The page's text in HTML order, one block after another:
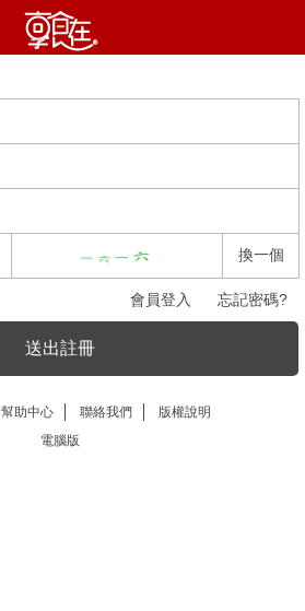
換一個
會員登入 忘記密碼?
送出註冊
幫助中心 聯絡我們
版權說明
電腦版